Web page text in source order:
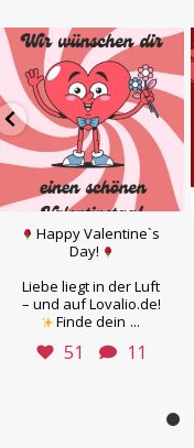
Happy Valentine`s
Day!
Liebe liegt in der Luft
– und auf Lovalio.de!
Finde dein ...
51 11